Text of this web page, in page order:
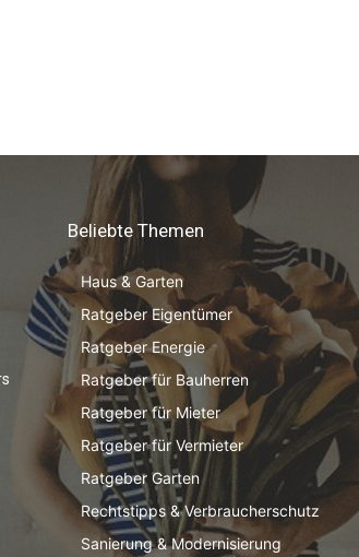
Beliebte Themen
Haus & Garten
Ratgeber Eigentümer
Ratgeber Energie
Ratgeber für Bauherren
Ratgeber für Mieter
Ratgeber für Vermieter
Ratgeber Garten
Rechtstipps & Verbraucherschutz
Sanierung & Modernisierung